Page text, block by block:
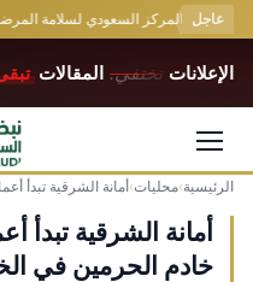
عاجلبالمركز السعودي لسلامة
الإعلانات تختفي. المقالات
التجاوز
إلى
المحتوى
الرئيسية›محليات›أمانة الشرقية تبدأ
أمانة الشرقية تبدأ
خادم الحرمين في